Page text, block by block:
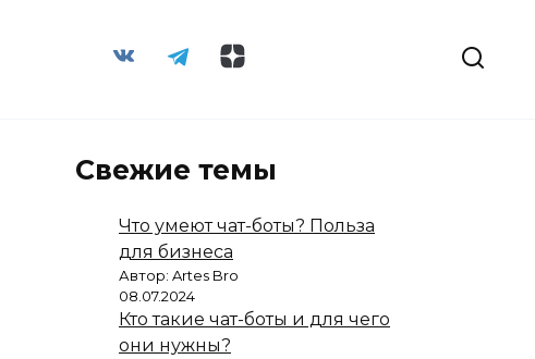
Свежие темы
Что умеют чат-боты? Польза
для бизнеса
Автор: Artes Bro
08.07.2024
Кто такие чат-боты и для чего
они нужны?